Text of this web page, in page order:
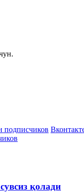
подписчиков
қолади